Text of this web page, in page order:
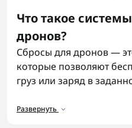
Что такое
дронов?
Сбросы для дронов —
которые позволяют
груз или заряд в
контроллера и
Развернуть